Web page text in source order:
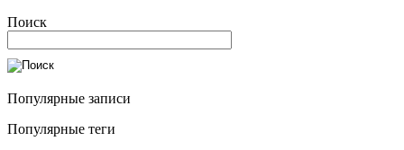
Поиск
Популярные записи
Популярные теги